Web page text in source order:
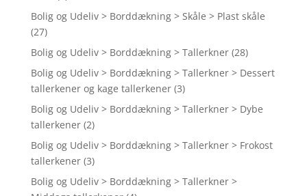
Bolig og Udeliv > Borddækning > Skåle > Plast skåle
(27)
Bolig og Udeliv > Borddækning > Tallerkner (28)
Bolig og Udeliv > Borddækning > Tallerkner > Dessert
tallerkener og kage tallerkener (3)
Bolig og Udeliv > Borddækning > Tallerkner > Dybe
tallerkener (2)
Bolig og Udeliv > Borddækning > Tallerkner > Frokost
tallerkener (3)
Bolig og Udeliv > Borddækning > Tallerkner >